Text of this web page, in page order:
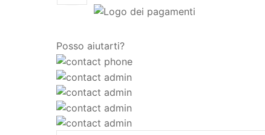
Posso aiutarti?